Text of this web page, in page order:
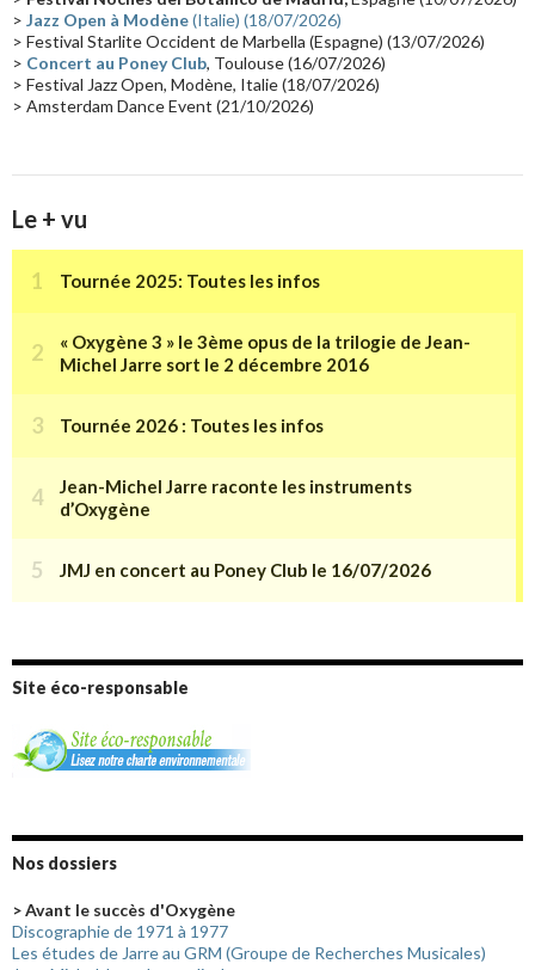
Tournée 2025(14) 2024(14) Chine(13)
> Jazz Open à Modène(Italie) (18/07/2026)
> Festival Starlite Occident de Marbella (Espagne) (13/07/2026)
> Concert au Poney Club, Toulouse (16/07/2026)
> Festival Jazz Open, Modène, Italie (18/07/2026)
> Amsterdam Dance Event (21/10/2026)
Le + vu
Site éco-responsable
Nos dossiers
> Avant le succès d'Oxygène
Discographie de 1971 à 1977
Les études de Jarre au GRM (Groupe de Recherches Musicales)